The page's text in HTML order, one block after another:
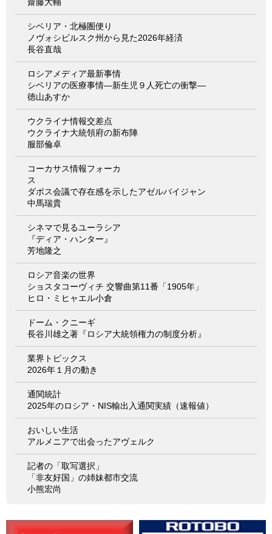
シベリア・北極圏便り
ノヴォシビルスク州から見た2026年経済
長谷直哉
ロシアメディア最新事情
シベリアの医療事情―新生児９人死亡の衝撃―
徳山あすか
ウクライナ情報交差点
ウクライナ大統領府の新布陣
服部倫卓
コーカサス情報フォーカ
ス
ダボス会議で存在感を示したアゼルバイジャン
中馬瑞貴
シネマで見るユーラシア
『ディア・ハンター』
芳地隆之
ロシア音楽の世界
ショスタコーヴィチ 交響曲第11番「1905年」
ヒロ・ミヒャエル小倉
ドーム・クニーギ
長谷川雄之著『ロシア大統領権力の制度分析』
業界トピックス
2026年１月の動き
通関統計
2025年のロシア・NIS輸出入通関実績（速報値）
おいしい生活
アルメニアで出会ったアヴェルク
記者の「取写選択」
「非友好国」の姉妹都市交流
小熊宏尚